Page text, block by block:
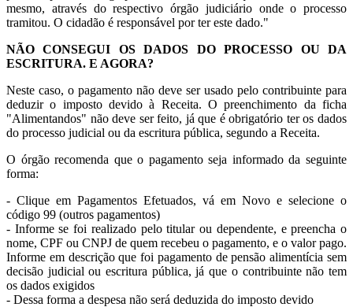
mesmo, através do respectivo órgão judiciário onde o processo
tramitou. O cidadão é responsável por ter este dado."
NÃO CONSEGUI OS DADOS DO PROCESSO OU DA
ESCRITURA. E AGORA?
Neste caso, o pagamento não deve ser usado pelo contribuinte para
deduzir o imposto devido à Receita. O preenchimento da ficha
"Alimentandos" não deve ser feito, já que é obrigatório ter os dados
do processo judicial ou da escritura pública, segundo a Receita.
O órgão recomenda que o pagamento seja informado da seguinte
forma:
- Clique em Pagamentos Efetuados, vá em Novo e selecione o
código 99 (outros pagamentos)
- Informe se foi realizado pelo titular ou dependente, e preencha o
nome, CPF ou CNPJ de quem recebeu o pagamento, e o valor pago.
Informe em descrição que foi pagamento de pensão alimentícia sem
decisão judicial ou escritura pública, já que o contribuinte não tem
os dados exigidos
- Dessa forma a despesa não será deduzida do imposto devido